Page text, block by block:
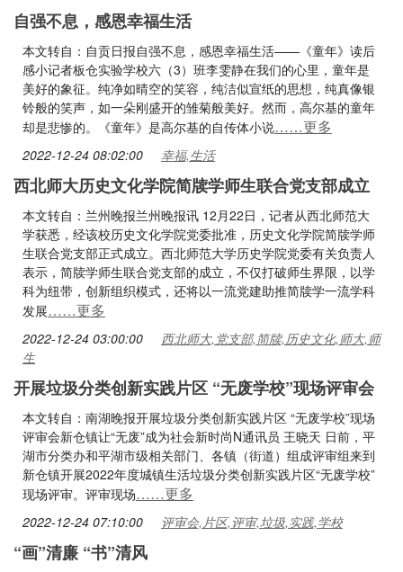
自强不息，感恩幸福生活
本文转自：自贡日报自强不息，感恩幸福生活——《童年》读后
感小记者板仓实验学校六（3）班李雯静在我们的心里，童年是
美好的象征。纯净如晴空的笑容，纯洁似宣纸的思想，纯真像银
铃般的笑声，如一朵刚盛开的雏菊般美好。然而，高尔基的童年
却是悲惨的。《童年》是高尔基的自传体小说……更多
2022-12-24 08:02:00 幸福,生活
西北师大历史文化学院简牍学师生联合党支部成立
本文转自：兰州晚报兰州晚报讯 12月22日，记者从西北师范大
学获悉，经该校历史文化学院党委批准，历史文化学院简牍学师
生联合党支部正式成立。西北师范大学历史学院党委有关负责人
表示，简牍学师生联合党支部的成立，不仅打破师生界限，以学
科为纽带，创新组织模式，还将以一流党建助推简牍学一流学科
发展……更多
2022-12-24 03:00:00
西北师大,党支部,简牍,历史文化,师大,师
生
开展垃圾分类创新实践片区 “无废学校”现场评审会
本文转自：南湖晚报开展垃圾分类创新实践片区 “无废学校”现场
评审会新仓镇让“无废”成为社会新时尚N通讯员 王晓天 日前，平
湖市分类办和平湖市级相关部门、各镇（街道）组成评审组来到
新仓镇开展2022年度城镇生活垃圾分类创新实践片区“无废学校”
现场评审。评审现场……更多
2022-12-24 07:10:00 评审会,片区,评审,垃圾,实践,学校
“画”清廉 “书”清风